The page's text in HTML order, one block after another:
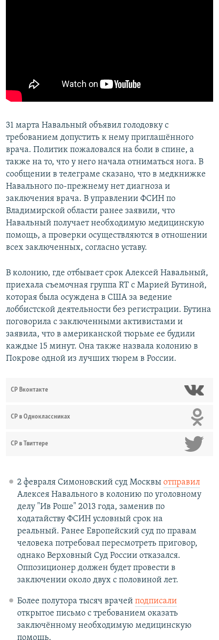
31 марта Навальный объявил голодовку с
требованием допустить к нему приглашённого
врача. Политик пожаловался на боли в спине, а
также на то, что у него начала отниматься нога. В
сообщении в телеграме сказано, что в медкнижке
Навального по-прежнему нет диагноза и
заключения врача. В управлении ФСИН по
Владимирской области ранее заявили, что
Навальный получает необходимую медицинскую
помощь, а проверки осуществляются в отношении
всех заключенных, согласно уставу.
В колонию, где отбывает срок Алексей Навальный,
приехала съемочная группа RT с Марией Бутиной,
которая была осуждена в США за ведение
лоббистской деятельности без регистрации. Бутина
поговорила с заключенными активистами и
заявила, что в американской тюрьме ее будили
каждые 15 минут. Она также назвала колонию в
Покрове одной из лучших тюрем в России.
СР Вконтакте
СР в Одноклассниках
СР в Твиттере
2 февраля Симоновский суд Москвы отправил
Алексея Навального в колонию по уголовному
делу "Ив Роше" 2013 года, заменив по
ходатайству ФСИН условный срок на
реальный. Ранее Европейский суд по правам
человека потребовал пересмотреть приговор,
однако Верховный Суд России отказался.
Оппозиционер должен будет провести в
заключении около двух с половиной лет.
Более полутора тысяч врачей подписали
открытое письмо с требованием оказать
заключённому необходимую медицинскую
помощь.